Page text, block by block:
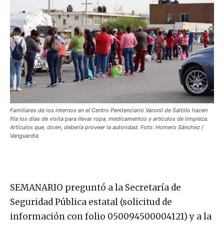
Familiares de los internos en el Centro Penitenciario Varonil de Saltillo hacen
fila los días de visita para llevar ropa, medicamentos y artículos de limpieza.
Artículos que, dicen, debería proveer la autoridad. Foto: Homero Sánchez /
Vanguardia
SEMANARIO preguntó a la Secretaría de
Seguridad Pública estatal (solicitud de
información con folio 050094500004121) y a la